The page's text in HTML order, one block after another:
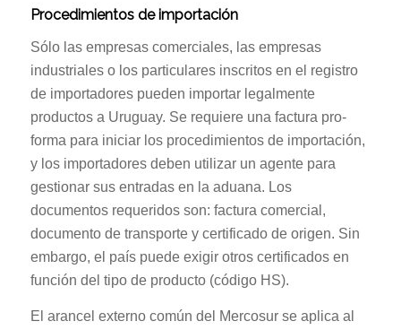
Procedimientos de importación
Sólo las empresas comerciales, las empresas
industriales o los particulares inscritos en el registro
de importadores pueden importar legalmente
productos a Uruguay. Se requiere una factura pro-
forma para iniciar los procedimientos de importación,
y los importadores deben utilizar un agente para
gestionar sus entradas en la aduana. Los
documentos requeridos son: factura comercial,
documento de transporte y certificado de origen. Sin
embargo, el país puede exigir otros certificados en
función del tipo de producto (código HS).
El arancel externo común del Mercosur se aplica al